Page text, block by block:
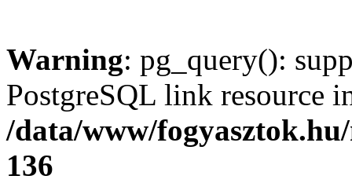
Warning: pg_query():
PostgreSQL link resource
/data/www/
136